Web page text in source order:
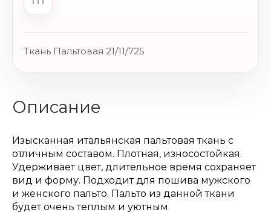
Ткань Пальтовая 21/11/725
Описание
Изысканная итальянская пальтовая ткань с
отличным составом. Плотная, износостойкая.
Удерживает цвет, длительное время сохраняет
вид и форму. Подходит для пошива мужского
и женского пальто. Пальто из данной ткани
будет очень теплым и уютным.